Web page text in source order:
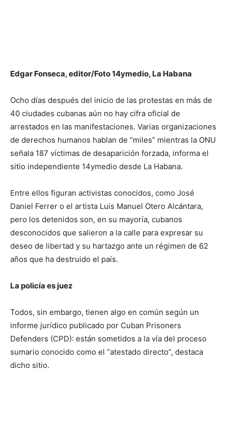
Edgar Fonseca, editor/Foto 14ymedio, La Habana
Ocho días después del inicio de las protestas en más de
40 ciudades cubanas aún no hay cifra oficial de
arrestados en las manifestaciones. Varias organizaciones
de derechos humanos hablan de “miles” mientras la ONU
señala 187 víctimas de desaparición forzada, informa el
sitio independiente 14ymedio desde La Habana.
Entre ellos figuran activistas conocidos, como José
Daniel Ferrer o el artista Luis Manuel Otero Alcántara,
pero los detenidos son, en su mayoría, cubanos
desconocidos que salieron a la calle para expresar su
deseo de libertad y su hartazgo ante un régimen de 62
años que ha destruido el país.
La policía es juez
Todos, sin embargo, tienen algo en común según un
informe jurídico publicado por Cuban Prisoners
Defenders (CPD): están sometidos a la vía del proceso
sumario conocido como el “atestado directo”, destaca
dicho sitio.